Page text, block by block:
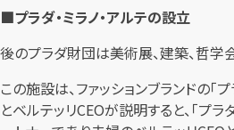
■プラダ・ミラノ・アルテの設立
後のプラダ財団は美術展、建築、哲学
この施設は、ファッションブランドの「
とベルテッリCEOが説明すると、「プ